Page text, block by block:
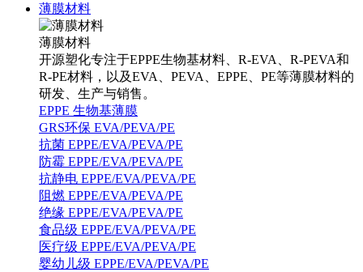
薄膜材料
薄膜材料
开源塑化专注于EPPE生物基材料、R-EVA、R-PEVA和
R-PE材料，以及EVA、PEVA、EPPE、PE等薄膜材料的
研发、生产与销售。
EPPE 生物基薄膜
GRS环保 EVA/PEVA/PE
抗菌 EPPE/EVA/PEVA/PE
防霉 EPPE/EVA/PEVA/PE
抗静电 EPPE/EVA/PEVA/PE
阻燃 EPPE/EVA/PEVA/PE
绝缘 EPPE/EVA/PEVA/PE
食品级 EPPE/EVA/PEVA/PE
医疗级 EPPE/EVA/PEVA/PE
婴幼儿级 EPPE/EVA/PEVA/PE